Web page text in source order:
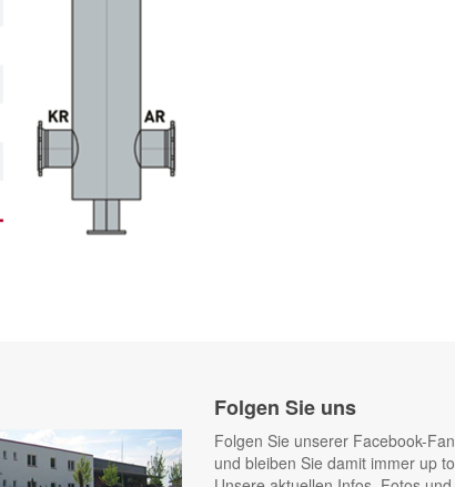
Folgen Sie uns
Folgen Sie unserer Facebook-
und bleiben Sie damit immer up